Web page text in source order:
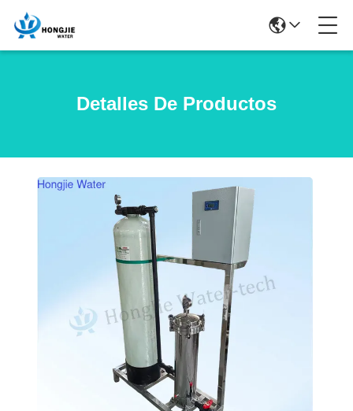
Detalles De Productos